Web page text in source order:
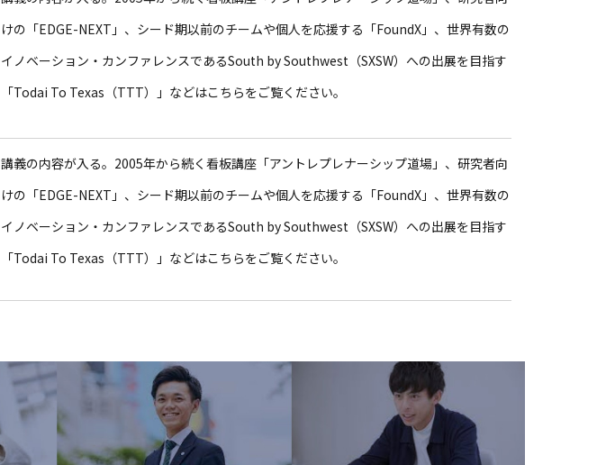
けの「EDGE-NEXT」、シード期以前のチームや個人を応援する「FoundX」、世界有数の
イノベーション・カンファレンスであるSouth by Southwest（SXSW）への出展を目指す
「Todai To Texas（TTT）」などはこちらをご覧ください。
講義の内容が入る。2005年から続く看板講座「アントレプレナーシップ道場」、研究者向
けの「EDGE-NEXT」、シード期以前のチームや個人を応援する「FoundX」、世界有数の
イノベーション・カンファレンスであるSouth by Southwest（SXSW）への出展を目指す
「Todai To Texas（TTT）」などはこちらをご覧ください。